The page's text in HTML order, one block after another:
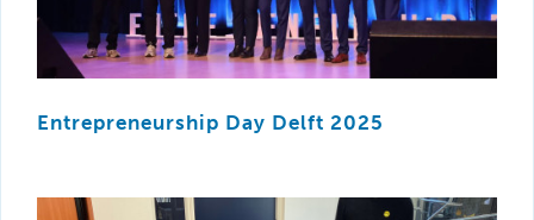
Entrepreneurship Day Delft 2025